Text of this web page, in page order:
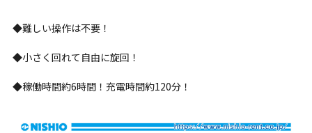
九州・沖縄（外部）
◆難しい操作は不要！
◆小さく回れて自由に旋回！
◆稼働時間約6時間！充電時間約120分！